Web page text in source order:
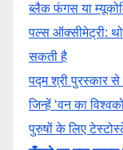
ब्लैक फंगस या
पल्स ऑक्सीमेट्री:
सकती है
पद्म श्री पुरस्कार से
जिन्हें ‘वन का
पुरुषों के लिए